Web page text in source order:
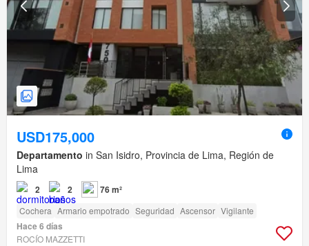
USD175,000
Departamento in San Isidro, Provincia de Lima, Región de
Lima
2 2 76 m²
Cochera Armario empotrado Seguridad Ascensor Vigilante
Hace 6 días
ROCÍO MAZZETTI